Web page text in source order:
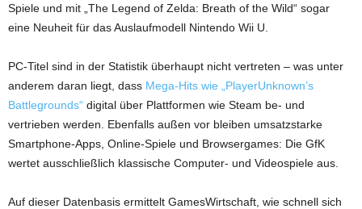
Spiele und mit „The Legend of Zelda: Breath of the Wild“ sogar
eine Neuheit für das Auslaufmodell Nintendo Wii U.
PC-Titel sind in der Statistik überhaupt nicht vertreten – was unter
anderem daran liegt, dass Mega-Hits wie „PlayerUnknown’s
Battlegrounds“ digital über Plattformen wie Steam be- und
vertrieben werden. Ebenfalls außen vor bleiben umsatzstarke
Smartphone-Apps, Online-Spiele und Browsergames: Die GfK
wertet ausschließlich klassische Computer- und Videospiele aus.
Auf dieser Datenbasis ermittelt GamesWirtschaft, wie schnell sich